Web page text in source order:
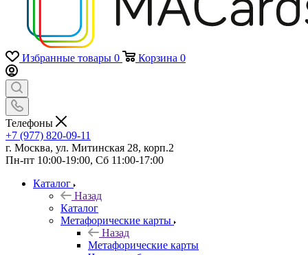
Избранные товары 0 Корзина 0
Телефоны
+7 (977) 820-09-11
г. Москва, ул. Митинская 28, корп.2
Пн-пт 10:00-19:00, Сб 11:00-17:00
Каталог
Назад
Каталог
Mетафорические карты
Назад
Mетафорические карты